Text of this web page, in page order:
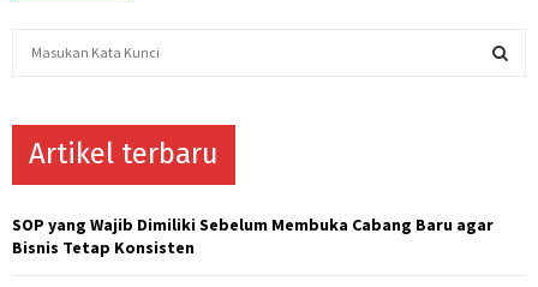
f
o
r
Artikel terbaru
SOP yang Wajib Dimiliki Sebelum Membuka Cabang Baru agar
Bisnis Tetap Konsisten